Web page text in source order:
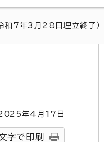
和7年3月28日埋立終了）
年4月 17 日
字で印刷